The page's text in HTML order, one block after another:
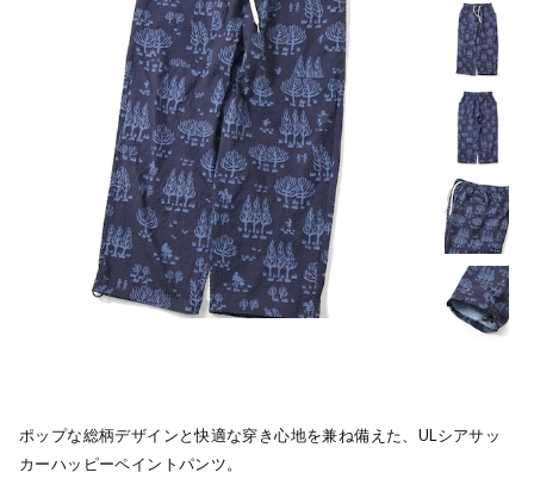
ポップな総柄デザインと快適な穿き心地を兼ね備えた、ULシアサッ
カーハッピーペイントパンツ。